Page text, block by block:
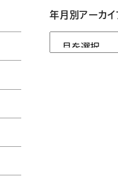
年月別アーカイ